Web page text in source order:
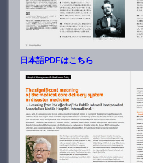
日本語PDFはこちら